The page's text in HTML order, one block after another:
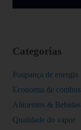
Categorias
Poupança de energia
Economia de
Alimentos & Bebidas
Qualidade do vapor